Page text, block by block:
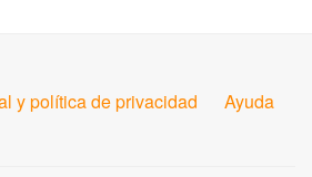
y política de privacidad
Ayuda